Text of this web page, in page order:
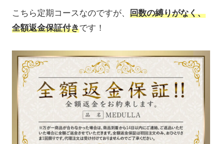
こちら定期コースなのですが、 回数の縛りがなく、
全額返金保証付きです！